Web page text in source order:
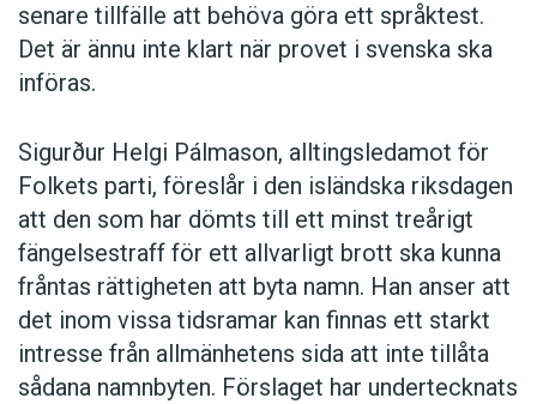
– Ju fler likheter totalt sett, desto större är
sannolikheten att en konkurrent bedöms snylta
byggt upp. Och det är inte tillåtet.
Och Spotify kan få ett bredare skydd i andra
branscher än sin egen genom att bli mycket
välkänt, liksom andra kända svenska
varumärken som Volvo och Ikea.
senare tillfälle att behöva göra ett språktest.
Det är ännu inte klart när provet i svenska ska
införas.
Sigurður Helgi Pálmason, alltingsledamot för
Folkets parti, föreslår i den isländska riksdagen
att den som har dömts till ett minst treårigt
fängelsestraff för ett allvarligt brott ska kunna
fråntas rättigheten att byta namn. Han anser att
det inom vissa tidsramar kan finnas ett starkt
intresse från allmänhetens sida att inte tillåta
sådana namnbyten. Förslaget har undertecknats